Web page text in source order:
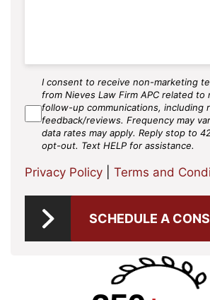
SMS
Agree
I consent to receive non-marketing
from Nieves Law Firm APC related to
follow-up communications, including
feedback/reviews. Frequency may vary. Message &
data rates may apply. Reply stop to
opt-out. Text HELP for assistance.
Privacy Policy Terms and
SCHEDULE A